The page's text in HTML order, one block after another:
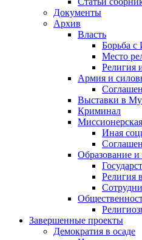
Документы
Архив
Власть
Борьба
Место
Религия
Армия и
Выставки в
Криминал
Иная
Образование и
Религия
Завершенные проекты
Демократия в осаде